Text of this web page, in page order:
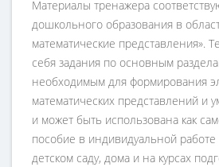
Материалы тренажера
дошкольного образования в
математические представления».
себя задания по основным
необходимым для формирования
математических представлений и
и может быть использована как
пособие в индивидуальной
детском саду, дома и на курсах